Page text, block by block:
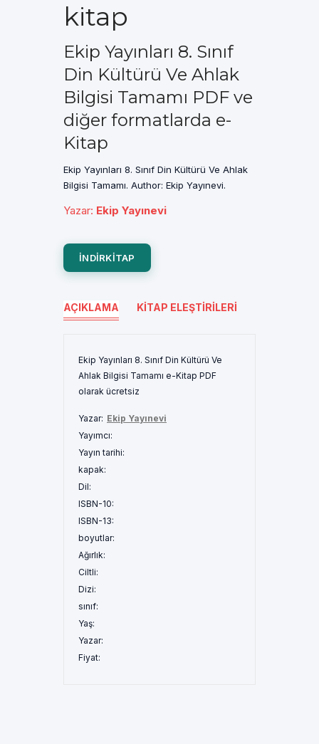
kitap
Ekip Yayınları 8. Sınıf
Din Kültürü Ve Ahlak
Bilgisi Tamamı PDF ve
diğer formatlarda e-
Kitap
Ekip Yayınları 8. Sınıf Din Kültürü Ve Ahlak
Bilgisi Tamamı. Author: Ekip Yayınevi.
Yazar: Ekip Yayınevi
INDIRKITAP
AÇIKLAMA KITAP ELEŞTIRILERI
Ekip Yayınları 8. Sınıf Din Kültürü Ve
Ahlak Bilgisi Tamamı e-Kitap PDF
olarak ücretsiz
Yazar: Ekip Yayınevi
Yayımcı:
Yayın tarihi:
kapak:
Dil:
ISBN-10:
ISBN-13:
boyutlar:
Ağırlık:
Ciltli:
Dizi:
sınıf:
Yaş:
Yazar:
Fiyat: